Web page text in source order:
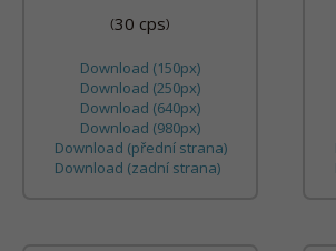
(30 cps)
Download (150px)
Download (250px)
Download (640px)
Download (980px)
Download (přední strana)
Download (zadní strana)